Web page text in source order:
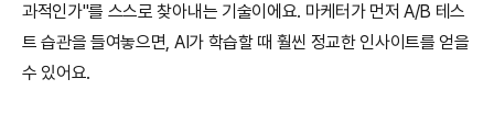
과적인가"를 스스로 찾아내는 기술이에요. 마케터가 먼저 A/B 테스
트 습관을 들여놓으면, AI가 학습할 때 훨씬 정교한 인사이트를 얻을
수 있어요.